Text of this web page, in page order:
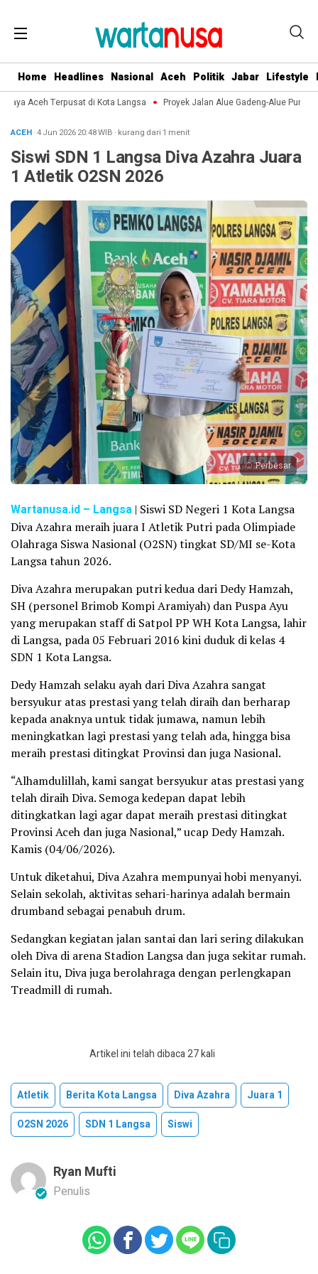
Home Headlines Nasional Aceh Politik Jabar Lifestyle
Aceh Terpusat di Kota Langsa Proyek Jalan Alue Gadeng-Alue Punti di
ACEH· 4 Jun 202620:48WIB · kurang dari 1 menit
Siswi SDN 1 Langsa Diva Azahra Juara
1 Atletik O2SN 2026
Perbesar
Wartanusa.id – Langsa | Siswi SD Negeri 1 Kota Langsa
Diva Azahra meraih juara I Atletik Putri pada Olimpiade
Olahraga Siswa Nasional (O2SN) tingkat SD/MI se-Kota
Langsa tahun 2026.
Diva Azahra merupakan putri kedua dari Dedy Hamzah,
SH (personel Brimob Kompi Aramiyah) dan Puspa Ayu
yang merupakan staff di Satpol PP WH Kota Langsa, lahir
di Langsa, pada 05 Februari 2016 kini duduk di kelas 4
SDN 1 Kota Langsa.
Dedy Hamzah selaku ayah dari Diva Azahra sangat
bersyukur atas prestasi yang telah diraih dan berharap
kepada anaknya untuk tidak jumawa, namun lebih
meningkatkan lagi prestasi yang telah ada, hingga bisa
meraih prestasi ditingkat Provinsi dan juga Nasional.
“Alhamdulillah, kami sangat bersyukur atas prestasi yang
telah diraih Diva. Semoga kedepan dapat lebih
ditingkatkan lagi agar dapat meraih prestasi ditingkat
Provinsi Aceh dan juga Nasional,” ucap Dedy Hamzah.
Kamis (04/06/2026).
Untuk diketahui, Diva Azahra mempunyai hobi menyanyi.
Selain sekolah, aktivitas sehari-harinya adalah bermain
drumband sebagai penabuh drum.
Sedangkan kegiatan jalan santai dan lari sering dilakukan
oleh Diva di arena Stadion Langsa dan juga sekitar rumah.
Selain itu, Diva juga berolahraga dengan perlengkapan
Treadmill di rumah.
Artikel ini telah dibaca 27 kali
Atletik Berita Kota Langsa Diva Azahra
Juara 1
O2SN 2026
SDN 1 Langsa Siswi
Ryan Mufti
Penulis